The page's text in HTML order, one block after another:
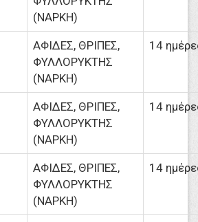
(ΝΑΡΚΗ)
ΑΦΙΔΕΣ, ΘΡΙΠΕΣ,
ΦΥΛΛΟΡΥΚΤΗΣ
(ΝΑΡΚΗ)
14
ΑΦΙΔΕΣ, ΘΡΙΠΕΣ,
ΦΥΛΛΟΡΥΚΤΗΣ
(ΝΑΡΚΗ)
14
ΑΦΙΔΕΣ, ΘΡΙΠΕΣ,
ΦΥΛΛΟΡΥΚΤΗΣ
(ΝΑΡΚΗ)
14